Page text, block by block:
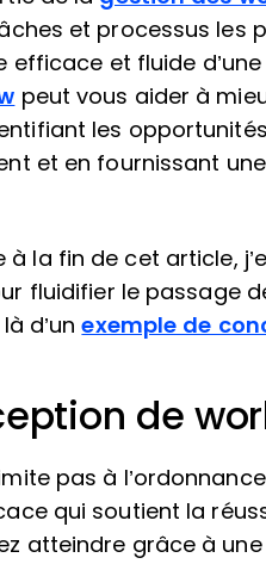
et processus les
efficace et fluide
peut vous aider à
les
et en fournissant
la fin de cet article,
fluidifier le passage
d’unexemple de
de
pas à
qui soutient la
atteindre grâce à